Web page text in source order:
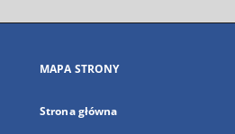
się
karcie
MAPA STRONY
Strona główna